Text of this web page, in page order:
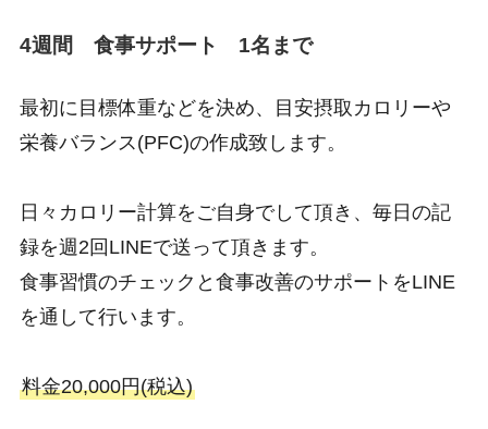
4週間 食事サポート 1名まで
最初に目標体重などを決め、目安摂取カロリーや
栄養バランス(PFC)の作成致します。
日々カロリー計算をご自身でして頂き、毎日の記
録を週2回LINEで送って頂きます。
食事習慣のチェックと食事改善のサポートをLINE
を通して行います。
料金20,000円(税込)